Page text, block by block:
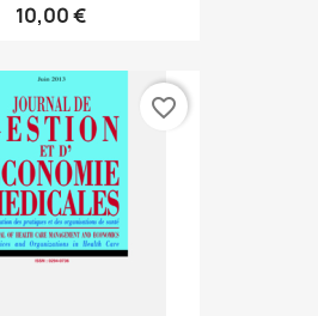
10,00 €
favorite_border